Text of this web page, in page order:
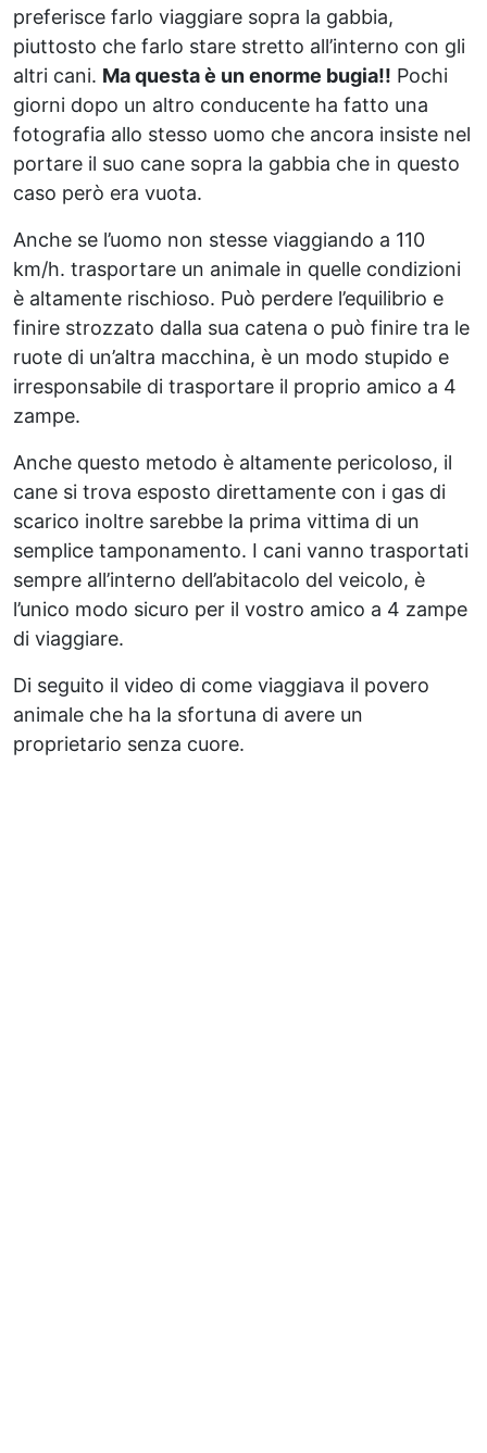
preferisce farlo viaggiare sopra la gabbia,
piuttosto che farlo stare stretto all’interno con gli
altri cani. Ma questa è un enorme bugia!! Pochi
giorni dopo un altro conducente ha fatto una
fotografia allo stesso uomo che ancora insiste nel
portare il suo cane sopra la gabbia che in questo
caso però era vuota.
Anche se l’uomo non stesse viaggiando a 110
km/h. trasportare un animale in quelle condizioni
è altamente rischioso. Può perdere l’equilibrio e
finire strozzato dalla sua catena o può finire tra le
ruote di un’altra macchina, è un modo stupido e
irresponsabile di trasportare il proprio amico a 4
zampe.
Anche questo metodo è altamente pericoloso, il
cane si trova esposto direttamente con i gas di
scarico inoltre sarebbe la prima vittima di un
semplice tamponamento. I cani vanno trasportati
sempre all’interno dell’abitacolo del veicolo, è
l’unico modo sicuro per il vostro amico a 4 zampe
di viaggiare.
Di seguito il video di come viaggiava il povero
animale che ha la sfortuna di avere un
proprietario senza cuore.